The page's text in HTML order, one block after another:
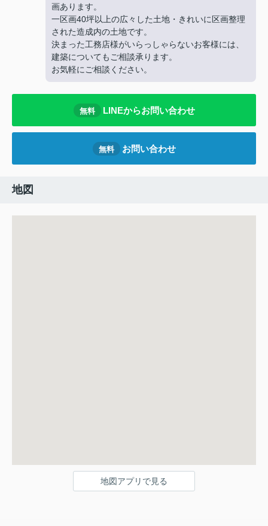
画あります。
一区画40坪以上の広々した土地・きれいに区画整理
された造成内の土地です。
決まった工務店様がいらっしゃらないお客様には、
建築についてもご相談承ります。
お気軽にご相談ください。
無料 LINEからお問い合わせ
無料 お問い合わせ
地図
地図アプリで見る